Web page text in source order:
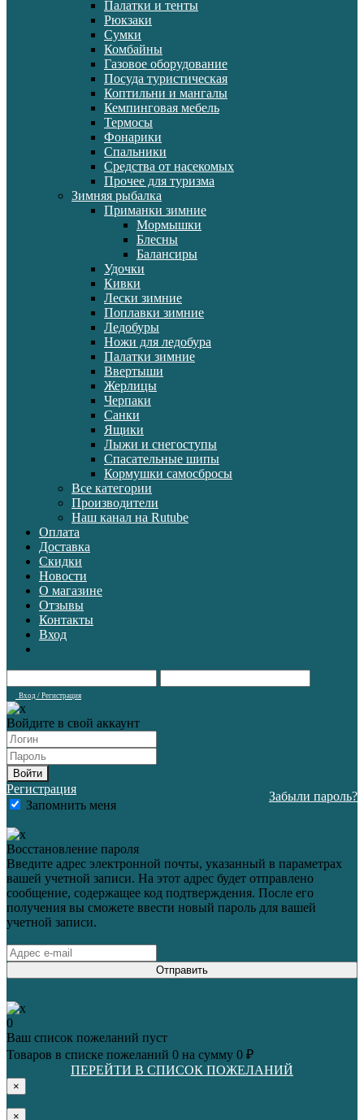
Палатки и тенты
Рюкзаки
Сумки
Комбайны
Газовое оборудование
Посуда туристическая
Коптильни и мангалы
Кемпинговая мебель
Термосы
Фонарики
Спальники
Средства от насекомых
Прочее для туризма
Зимняя рыбалка
Приманки зимние
Мормышки
Блесны
Балансиры
Удочки
Кивки
Лески зимние
Поплавки зимние
Ледобуры
Ножи для ледобура
Палатки зимние
Ввертыши
Жерлицы
Черпаки
Санки
Ящики
Лыжи и снегоступы
Спасательные шипы
Кормушки самосбросы
Все категории
Производители
Наш канал на Rutube
Оплата
Доставка
Скидки
Новости
О магазине
Отзывы
Контакты
Вход
Вход / Регистрация
Войдите в свой аккаунт
Войти
Регистрация
Запомнить меня
Забыли пароль?
Восстановление пароля
Введите адрес электронной почты, указанный в параметрах
вашей учетной записи. На этот адрес будет отправлено
сообщение, содержащее код подтверждения. После его
получения вы сможете ввести новый пароль для вашей
учетной записи.
Отправить
0
Ваш список пожеланий пуст
Товаров в списке пожеланий 0 на сумму 0 ₽
ПЕРЕЙТИ В СПИСОК ПОЖЕЛАНИЙ
×
×